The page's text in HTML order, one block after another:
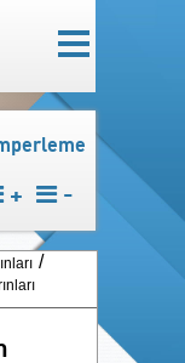
+ -